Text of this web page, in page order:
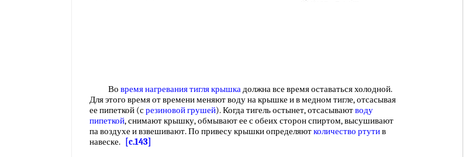
Во время нагреваниятигля крышкадолжна все время оставаться холодной.
Для этого время от времени меняют воду на крышке и в медном тигле, отсасывая
ее пипеткой (срезиновой грушей). Когда тигель остынет, отсасываютводу
пипеткой, снимают крышку, обмывают ее с обеих сторон спиртом, высушивают
па воздухе и взвешивают. По привесу крышки определяютколичество ртутив
навеске.
[c.143]